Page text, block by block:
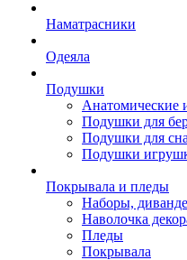
Наматрасники
Одеяла
Подушки
Анатомические
Подушки для
Подушки для сна
Подушки
Покрывала и пледы
Наборы,
Наволочка
Пледы
Покрывала